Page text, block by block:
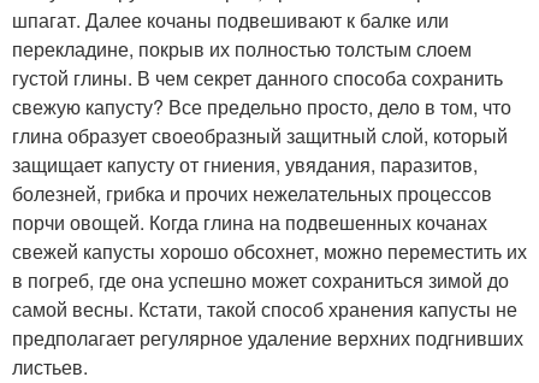
шпагат. Далее кочаны подвешивают к балке или
перекладине, покрыв их полностью толстым слоем
густой глины. В чем секрет данного способа сохранить
свежую капусту? Все предельно просто, дело в том, что
глина образует своеобразный защитный слой, который
защищает капусту от гниения, увядания, паразитов,
болезней, грибка и прочих нежелательных процессов
порчи овощей. Когда глина на подвешенных кочанах
свежей капусты хорошо обсохнет, можно переместить их
в погреб, где она успешно может сохраниться зимой до
самой весны. Кстати, такой способ хранения капусты не
предполагает регулярное удаление верхних подгнивших
листьев.